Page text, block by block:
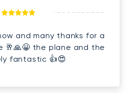
and many thanks for a
🥂🙏😀 the plane and the
fantastic 👍😍